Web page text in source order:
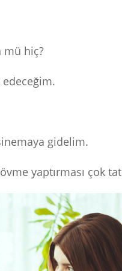
mü hiç?
gidelim.
yaptırması çok